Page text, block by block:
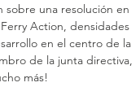
sobre una resolución en
Action, densidades
en el centro de la
de la junta directiva,
más!